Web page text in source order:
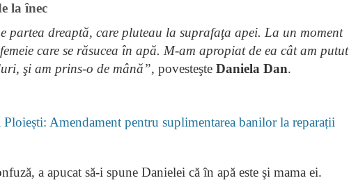
la înec
partea dreaptă, care pluteau la suprafaţa apei. La un moment
care se răsucea în apă. M-am apropiat de ea cât am putut
şi am prins-o de mână”, povesteşte Daniela Dan.
Amendament pentru suplimentarea banilor la reparații
a apucat să-i spune Danielei că în apă este şi mama ei.